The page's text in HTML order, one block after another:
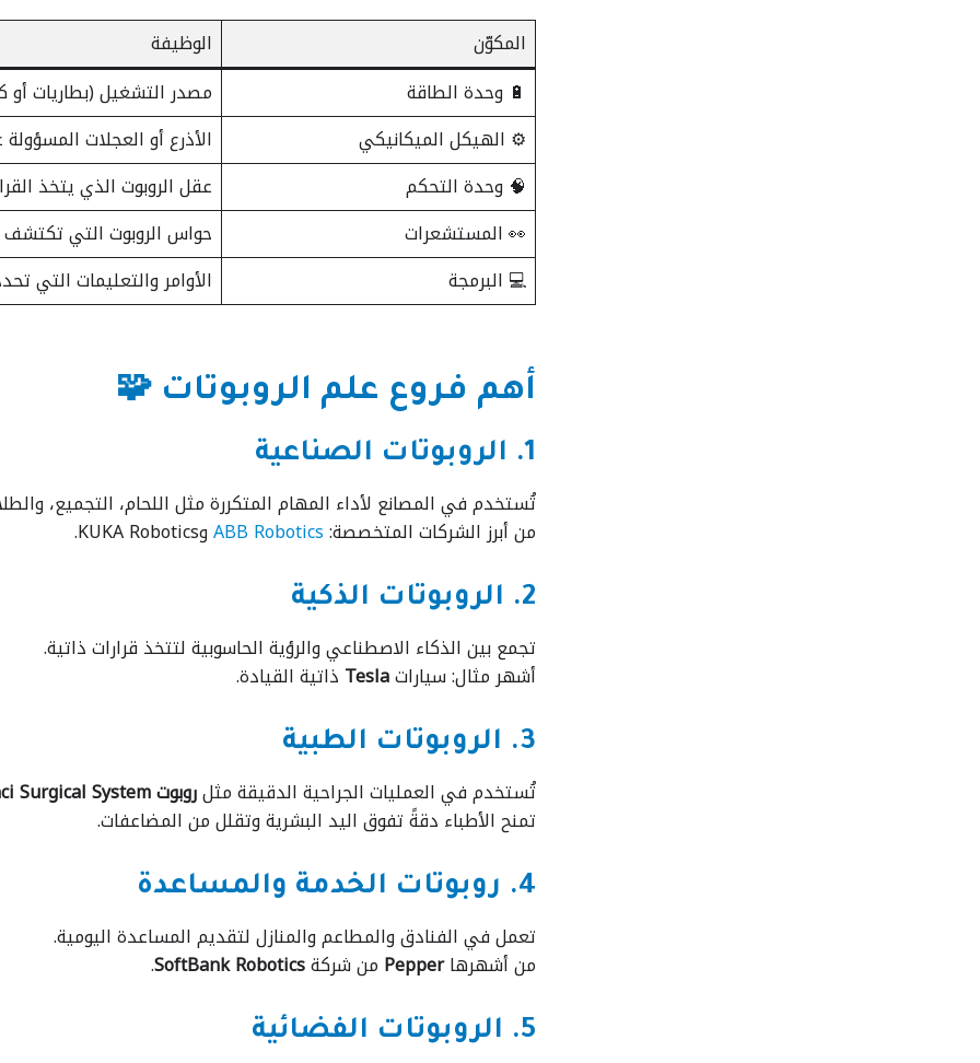
المكوّن
الوظيفة
🔋 وحدة الطاقة
مصدر التشغيل (بطاريات أو
⚙️ الهيكل الميكانيكي
الأذرع أو العجلات
🧠 وحدة التحكم
عقل الروبوت الذي يتخذ
👀 المستشعرات
حواس الروبوت التي تكتشف
💻 البرمجة
الأوامر والتعليمات التي
أهم فروع علم الروبوتات 🧩
1. الروبوتات الصناعية
تُستخدم في المصانع لأداء المهام المتكررة مثل اللحام، التجميع،
من أبرز الشركات المتخصصة:ABB RoboticsوKUKA Robotics.
2. الروبوتات الذكية
تجمع بين الذكاء الاصطناعي والرؤية الحاسوبية لتتخذ قرارات ذاتية.
أشهر مثال: سياراتTesla ذاتية القيادة.
3. الروبوتات الطبية
تُستخدم في العمليات الجراحية الدقيقة مثلروبوت Da Vinci Surgical System
تمنح الأطباء دقةً تفوق اليد البشرية وتقلل من المضاعفات.
4. روبوتات الخدمة والمساعدة
تعمل في الفنادق والمطاعم والمنازل لتقديم المساعدة اليومية.
من أشهرهاPepper من شركةSoftBank Robotics
.
5. الروبوتات الفضائية